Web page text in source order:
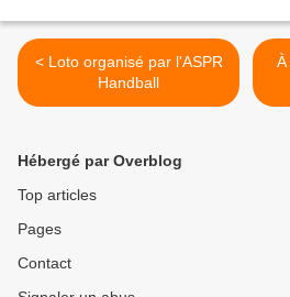
< Loto organisé par l'ASPR
Handball
Hébergé par Overblog
Top articles
Pages
Contact